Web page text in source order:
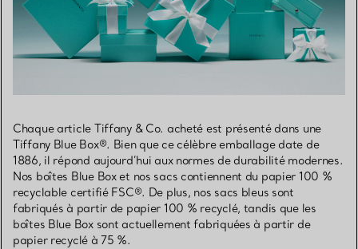
Chaque article Tiffany & Co. acheté est présenté dans une
Tiffany Blue Box®. Bien que ce célèbre emballage date de
1886, il répond aujourd’hui aux normes de durabilité modernes.
Nos boîtes Blue Box et nos sacs contiennent du papier 100 %
recyclable certifié FSC®. De plus, nos sacs bleus sont
fabriqués à partir de papier 100 % recyclé, tandis que les
boîtes Blue Box sont actuellement fabriquées à partir de
papier recyclé à 75 %.